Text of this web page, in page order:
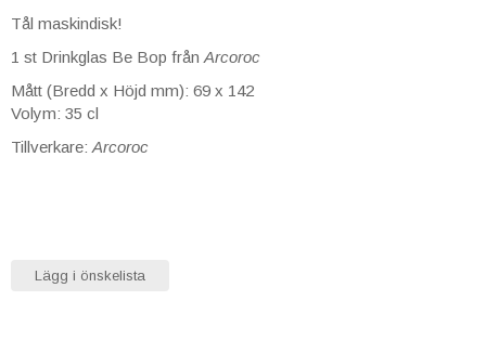
Tål maskindisk!
1 st Drinkglas Be Bop från Arcoroc
Mått (Bredd x Höjd mm): 69 x 142
Volym: 35 cl
Tillverkare: Arcoroc
Lägg i önskelista